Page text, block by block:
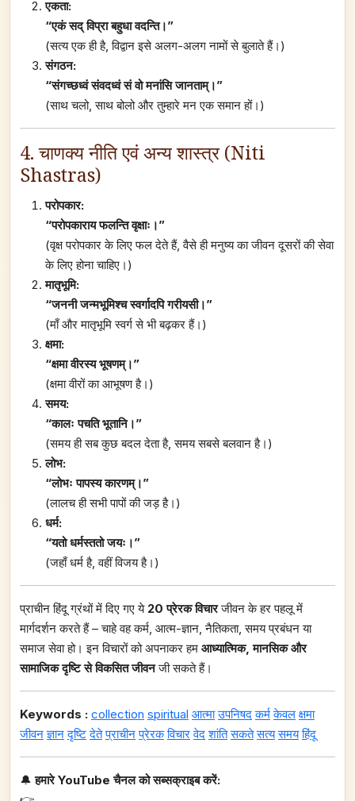
एकता:
“एकं सद् विप्रा बहुधा वदन्ति।”
(सत्य एक ही है, विद्वान इसे अलग-अलग नामों से बुलाते हैं।)
संगठन:
“संगच्छध्वं संवदध्वं सं वो मनांसि जानताम्।”
(साथ चलो, साथ बोलो और तुम्हारे मन एक समान हों।)
4. चाणक्य नीति एवं अन्य शास्त्र (Niti
Shastras)
परोपकार:
“परोपकाराय फलन्ति वृक्षाः।”
(वृक्ष परोपकार के लिए फल देते हैं, वैसे ही मनुष्य का जीवन दूसरों की सेवा
के लिए होना चाहिए।)
मातृभूमि:
“जननी जन्मभूमिश्च स्वर्गादपि गरीयसी।”
(माँ और मातृभूमि स्वर्ग से भी बढ़कर हैं।)
क्षमा:
“क्षमा वीरस्य भूषणम्।”
(क्षमा वीरों का आभूषण है।)
समय:
“कालः पचति भूतानि।”
(समय ही सब कुछ बदल देता है, समय सबसे बलवान है।)
लोभ:
“लोभः पापस्य कारणम्।”
(लालच ही सभी पापों की जड़ है।)
धर्म:
“यतो धर्मस्ततो जयः।”
(जहाँ धर्म है, वहीं विजय है।)
प्राचीन हिंदू ग्रंथों में दिए गए ये 20 प्रेरक विचारजीवन के हर पहलू में
मार्गदर्शन करते हैं – चाहे वह कर्म, आत्म-ज्ञान, नैतिकता, समय प्रबंधन या
समाज सेवा हो। इन विचारों को अपनाकर हम आध्यात्मिक, मानसिक और
सामाजिक दृष्टि से विकसित जीवनजी सकते हैं।
Keywords : collection spiritual आत्मा उपनिषद कर्म केवल क्षमा
जीवन ज्ञान दृष्टि देते प्राचीन प्रेरक विचार वेद शांति सकते सत्य समय हिंदू
🔔हमारे YouTube चैनल को सब्सक्राइब करें: